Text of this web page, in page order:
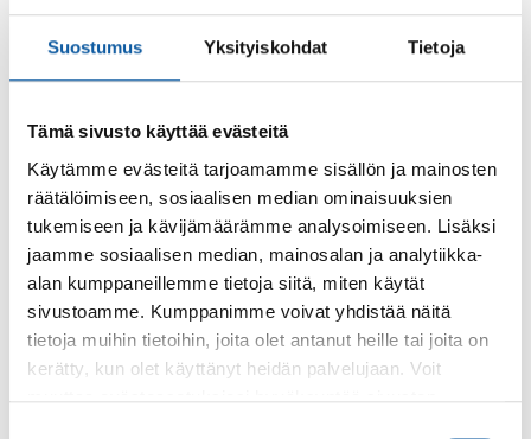
Suostumus Yksityiskohdat Tietoja
Tämä sivusto käyttää evästeitä
Käytämme evästeitä tarjoamamme sisällön ja mainosten
räätälöimiseen, sosiaalisen median ominaisuuksien
tukemiseen ja kävijämäärämme analysoimiseen. Lisäksi
jaamme sosiaalisen median, mainosalan ja analytiikka-
alan kumppaneillemme tietoja siitä, miten käytät
sivustoamme. Kumppanimme voivat yhdistää näitä
tietoja muihin tietoihin, joita olet antanut heille tai joita on
kerätty, kun olet käyttänyt heidän palvelujaan. Voit
Huomioitavaa kesäaikataulujen osalta
Linjojen 703 – 709 aikataulut (pdf)
Paimion sisäisistä linjoista kesällä liikennöi vain P5
–katso aikataulu (pdf)
Juhannusaattona 19.6.2026 liikennöidään
lauantaiaikatauluilla
Juhannuspäivänä 20.6.2026 liikennöidään
pyhätauluilla ja lisäksi ajetaan sekä perjantain